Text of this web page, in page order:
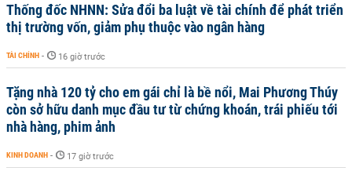
Thống đốc NHNN: Sửa đổi ba luật về tài chính để phát triển
thị trường vốn, giảm phụ thuộc vào ngân hàng
TÀI CHÍNH - 16 giờ trước
Tặng nhà 120 tỷ cho em gái chỉ là bề nổi, Mai Phương Thúy
còn sở hữu danh mục đầu tư từ chứng khoán, trái phiếu tới
nhà hàng, phim ảnh
KINH DOANH - 17 giờ trước